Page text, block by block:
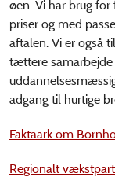
øen. Vi har brug
priser og med
aftalen. Vi er også
tættere samarbejde
adgang til hurtige
Faktaark om
Regionalt